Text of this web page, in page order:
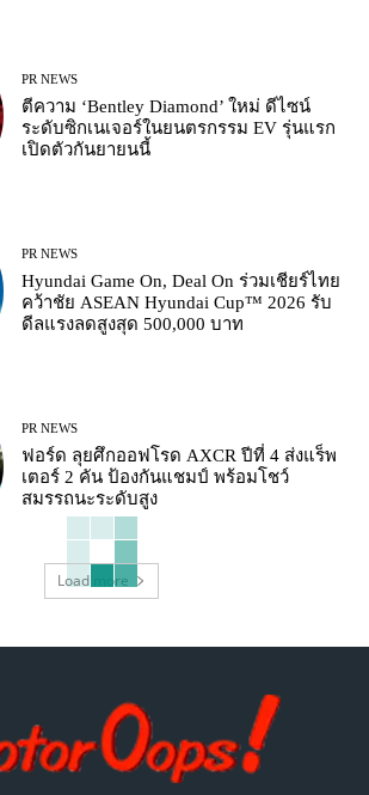
PR NEWS
ตีความ ‘Bentley Diamond’ ใหม่ ดีไซน์
ระดับซิกเนเจอร์ในยนตรกรรม EV รุ่นแรก
เปิดตัวกันยายนนี้
PR NEWS
Hyundai Game On, Deal On ร่วมเชียร์ไทย
คว้าชัย ASEAN Hyundai Cup™ 2026 รับ
ดีลแรงลดสูงสุด 500,000 บาท
PR NEWS
ฟอร์ด ลุยศึกออฟโรด AXCR ปีที่ 4 ส่งแร็พ
เตอร์ 2 คัน ป้องกันแชมป์ พร้อมโชว์
สมรรถนะระดับสูง
Load more